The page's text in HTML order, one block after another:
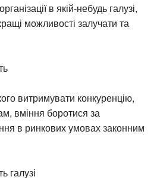
в якій-небудь галузі,
можливості залучати та
витримувати конкуренцію,
вміння боротися за
в ринкових умовах законним
галузі